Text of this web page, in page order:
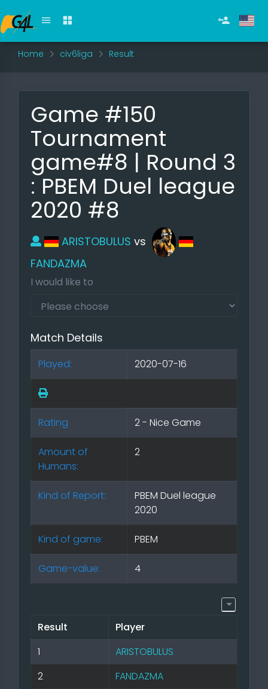
Home civ6liga Result
Game #150
Tournament
game#8 | Round 3
: PBEM Duel league
2020 #8
ARISTOBULUS vs
FANDAZMA
I would like to
Match Details
Played: 2020-07-16
Rating 2 - Nice Game
Amount of
Humans:
2
Kind of Report:
PBEM Duel league
2020
Kind of game: PBEM
Game-value: 4
Result
Player
1
ARISTOBULUS
2
FANDAZMA